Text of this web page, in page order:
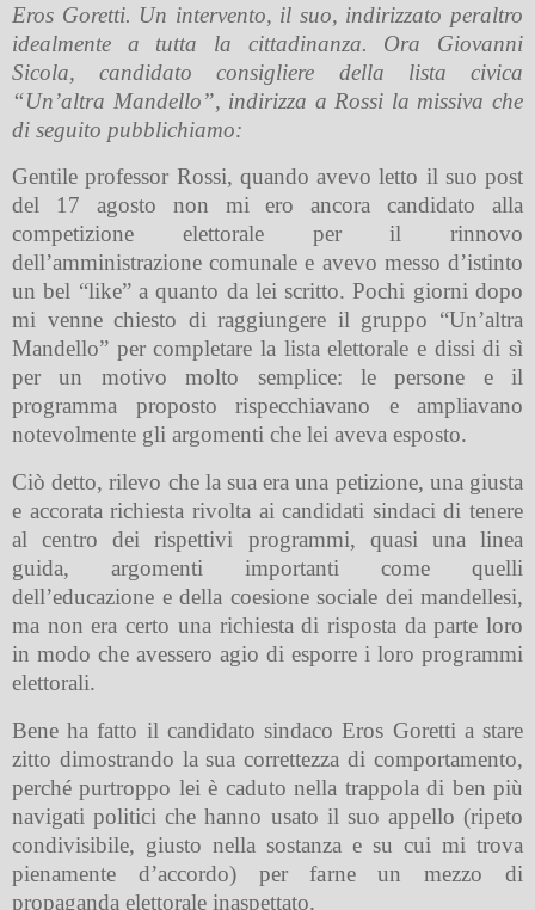
Eros Goretti. Un intervento, il suo, indirizzato peraltro
idealmente a tutta la cittadinanza. Ora Giovanni
Sicola, candidato consigliere della lista civica
“Un’altra Mandello”, indirizza a Rossi la missiva che
di seguito pubblichiamo:
Gentile professor Rossi, quando avevo letto il suo post
del 17 agosto non mi ero ancora candidato alla
competizione elettorale per il rinnovo
dell’amministrazione comunale e avevo messo d’istinto
un bel “like” a quanto da lei scritto. Pochi giorni dopo
mi venne chiesto di raggiungere il gruppo “Un’altra
Mandello” per completare la lista elettorale e dissi di sì
per un motivo molto semplice: le persone e il
programma proposto rispecchiavano e ampliavano
notevolmente gli argomenti che lei aveva esposto.
Ciò detto, rilevo che la sua era una petizione, una giusta
e accorata richiesta rivolta ai candidati sindaci di tenere
al centro dei rispettivi programmi, quasi una linea
guida, argomenti importanti come quelli
dell’educazione e della coesione sociale dei mandellesi,
ma non era certo una richiesta di risposta da parte loro
in modo che avessero agio di esporre i loro programmi
elettorali.
Bene ha fatto il candidato sindaco Eros Goretti a stare
zitto dimostrando la sua correttezza di comportamento,
perché purtroppo lei è caduto nella trappola di ben più
navigati politici che hanno usato il suo appello (ripeto
condivisibile, giusto nella sostanza e su cui mi trova
pienamente d’accordo) per farne un mezzo di
propaganda elettorale inaspettato.